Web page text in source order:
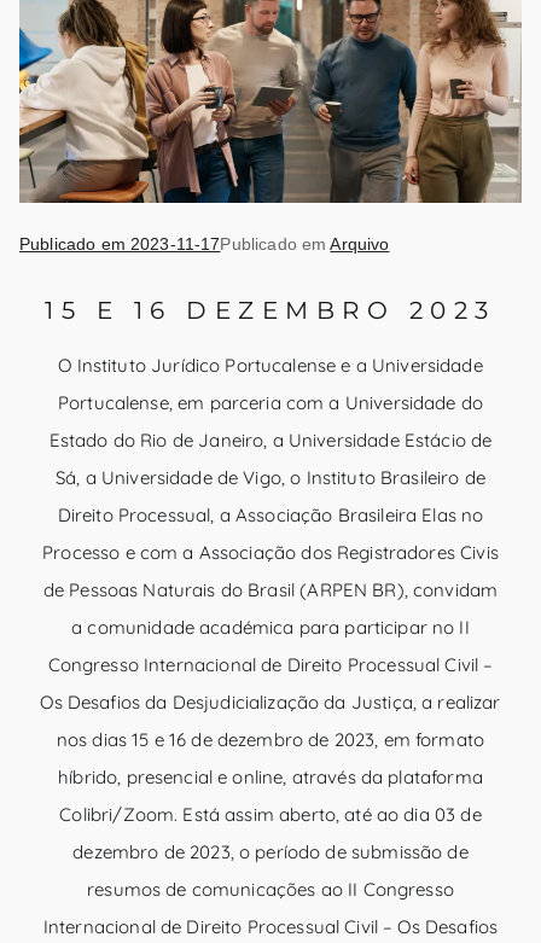
Publicado em 2023-11-17Publicado emArquivo
15 E 16 DEZEMBRO 2023
O Instituto Jurídico Portucalense e a Universidade
Portucalense, em parceria com a Universidade do
Estado do Rio de Janeiro, a Universidade Estácio de
Sá, a Universidade de Vigo, o Instituto Brasileiro de
Direito Processual, a Associação Brasileira Elas no
Processo e com a Associação dos Registradores Civis
de Pessoas Naturais do Brasil (ARPEN BR), convidam
a comunidade académica para participar no II
Congresso Internacional de Direito Processual Civil –
Os Desafios da Desjudicialização da Justiça, a realizar
nos dias 15 e 16 de dezembro de 2023, em formato
híbrido, presencial e online, através da plataforma
Colibri/Zoom. Está assim aberto, até ao dia 03 de
dezembro de 2023, o período de submissão de
resumos de comunicações ao II Congresso
Internacional de Direito Processual Civil – Os Desafios